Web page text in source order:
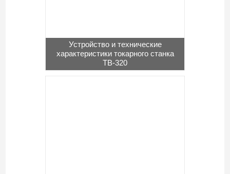
Устройство и технические
характеристики токарного станка
ТВ-320